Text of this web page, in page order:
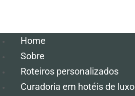
Home
Sobre
Roteiros personalizados
Curadoria em hotéis de luxo